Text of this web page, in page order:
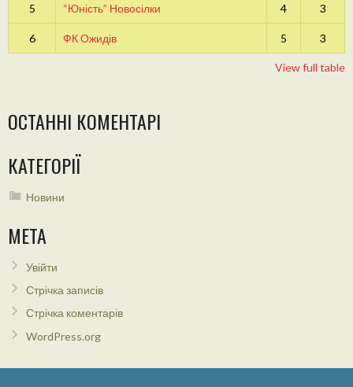
5 “Юність” Новосілки 4 3
6 ФК Ожидів 5 3
View full table
ОСТАННІ КОМЕНТАРІ
КАТЕГОРІЇ
Новини
МЕТА
Увійти
Стрічка записів
Стрічка коментарів
WordPress.org